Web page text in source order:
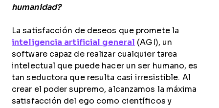
humanidad?
La satisfacción de deseos que promete la
inteligencia artificial general (AGI), un
software capaz de realizar cualquier tarea
intelectual que puede hacer un ser humano, es
tan seductora que resulta casi irresistible. Al
crear el poder supremo, alcanzamos la máxima
satisfacción del ego como científicos y